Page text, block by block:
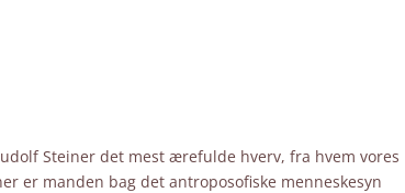
Steiner det mest ærefulde hverv, fra hvem vores
er manden bag det antroposofiske menneskesyn